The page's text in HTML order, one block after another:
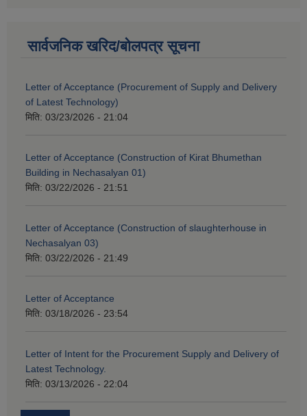
सार्वजनिक खरिद/बोलपत्र सूचना
Letter of Acceptance (Procurement of Supply and Delivery
of Latest Technology)
मिति: 03/23/2026 - 21:04
Letter of Acceptance (Construction of Kirat Bhumethan
Building in Nechasalyan 01)
मिति: 03/22/2026 - 21:51
Letter of Acceptance (Construction of slaughterhouse in
Nechasalyan 03)
मिति: 03/22/2026 - 21:49
Letter of Acceptance
मिति: 03/18/2026 - 23:54
Letter of Intent for the Procurement Supply and Delivery of
Latest Technology.
मिति: 03/13/2026 - 22:04